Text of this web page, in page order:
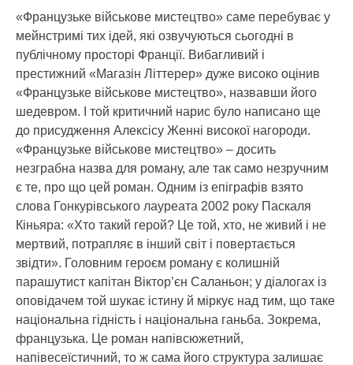
«Французьке військове мистецтво» саме перебуває у
мейнстримі тих ідей, які озвучуються сьогодні в
публічному просторі Франції. Вибагливий і
престижний «Магазін Літтерер» дуже високо оцінив
«Французьке військове мистецтво», назвавши його
шедевром. І той критичний нарис було написано ще
до присудження Алексісу Женні високої нагороди.
«Французьке військове мистецтво» – досить
незграбна назва для роману, але так само незручним
є те, про що цей роман. Одним із епіграфів взято
слова Гонкурівського лауреата 2002 року Паскаля
Кіньяра: «Хто такий герой? Це той, хто, не живий і не
мертвий, потрапляє в інший світ і повертається
звідти». Головним героєм роману є колишній
парашутист капітан Віктор’єн Саланьон; у діалогах із
оповідачем той шукає істину й міркує над тим, що таке
національна гідність і національна ганьба. Зокрема,
французька. Це роман напівсюжетний,
напівесеїстичний, то ж сама його структура залишає